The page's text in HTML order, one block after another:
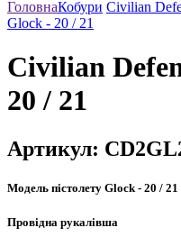
ГоловнаКобури Civilian
Glock - 20 / 21
Civilian
20 / 21
Артикул:
Модель пістолету Glock - 20 / 21
Провідна рукалівша